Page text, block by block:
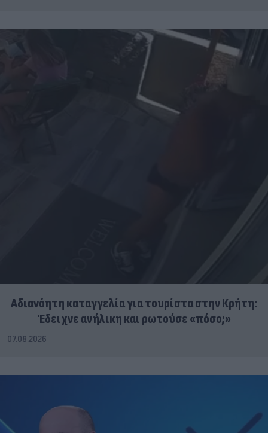
Αδιανόητη καταγγελία για τουρίστα στην Κρήτη:
Έδειχνε ανήλικη και ρωτούσε «πόσο;»
07.08.2026